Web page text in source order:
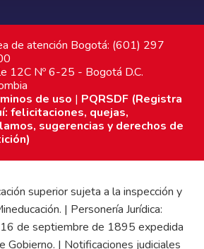
de atención Bogotá: (601) 297
12C Nº 6-25 - Bogotá D.C.
de uso | PQRSDF (Registra
felicitaciones, quejas,
sugerencias y derechos de
superior sujeta a la inspección y
| Personería Jurídica:
de septiembre de 1895 expedida
Gobierno. | Notificaciones judiciales